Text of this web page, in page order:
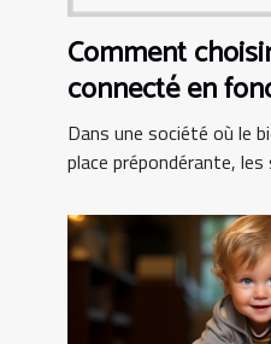
Comment
connecté en
besoins
Dans une société où le
place prépondérante,